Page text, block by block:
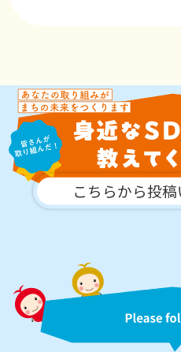
こちらから投稿